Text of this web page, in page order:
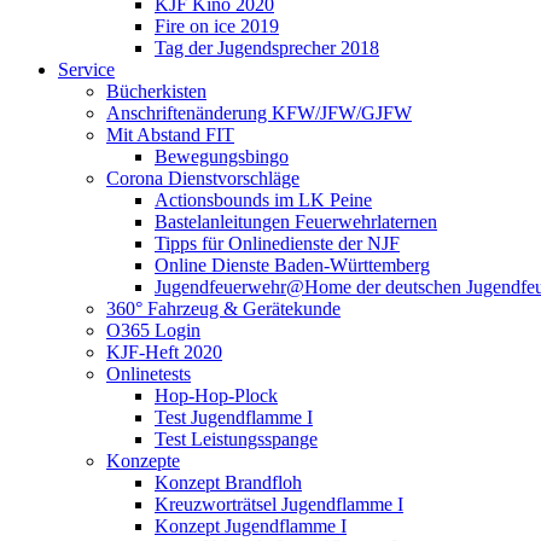
Fire on ice 2019
Tag der Jugendsprecher 2018
Service
Bücherkisten
Anschriftenänderung KFW/JFW/GJFW
Mit Abstand FIT
Bewegungsbingo
Corona Dienstvorschläge
Actionsbounds im LK Peine
Bastelanleitungen Feuerwehrlaternen
Tipps für Onlinedienste der NJF
Online Dienste Baden-Württemberg
Jugendfeuerwehr@Home der deutschen
360° Fahrzeug & Gerätekunde
O365 Login
KJF-Heft 2020
Onlinetests
Hop-Hop-Plock
Test Jugendflamme I
Test Leistungsspange
Konzepte
Konzept Brandfloh
Kreuzworträtsel Jugendflamme I
Konzept Jugendflamme I